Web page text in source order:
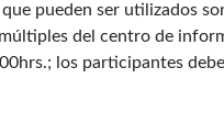
pueden ser utilizados
del centro de
los participantes